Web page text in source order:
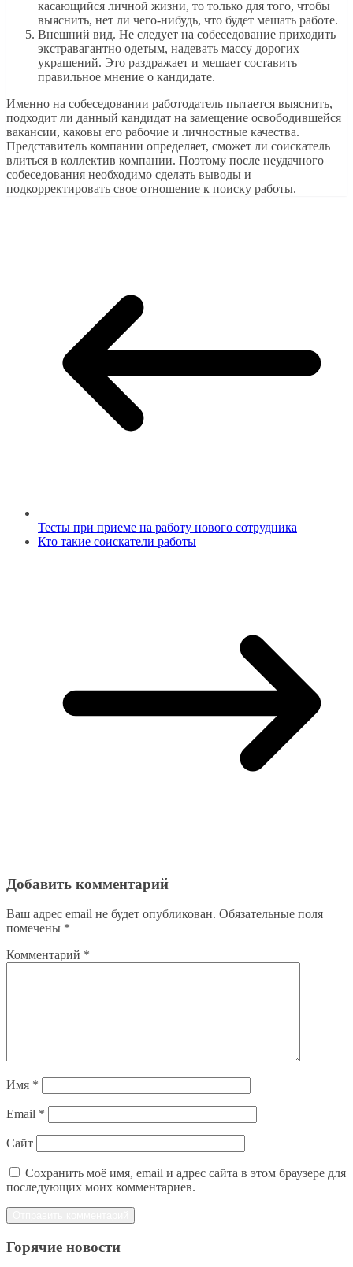
касающийся личной жизни, то только для того, чтобы
выяснить, нет ли чего-нибудь, что будет мешать работе.
Внешний вид. Не следует на собеседование приходить
экстравагантно одетым, надевать массу дорогих
украшений. Это раздражает и мешает составить
правильное мнение о кандидате.
Именно на собеседовании работодатель пытается выяснить,
подходит ли данный кандидат на замещение освободившейся
вакансии, каковы его рабочие и личностные качества.
Представитель компании определяет, сможет ли соискатель
влиться в коллектив компании. Поэтому после неудачного
собеседования необходимо сделать выводы и
подкорректировать свое отношение к поиску работы.
Тесты при приеме на работу нового сотрудника
Кто такие соискатели работы
Добавить комментарий
Ваш адрес email не будет опубликован. Обязательные поля
помечены *
Комментарий *
Имя *
Email *
Сайт
Сохранить моё имя, email и адрес сайта в этом браузере для
последующих моих комментариев.
Горячие новости